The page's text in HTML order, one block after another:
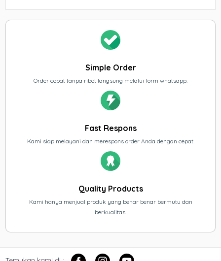
Simple Order
Order cepat tanpa ribet langsung melalui form whatsapp.
Fast Respons
Kami siap melayani dan merespons order Anda dengan cepat.
Quality Products
Kami hanya menjual produk yang benar benar bermutu dan
berkualitas.